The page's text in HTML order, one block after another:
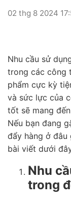
02 thg 8 2024
Nhu cầu sử
trong các công
phẩm cực kỳ
và sức lực của
tốt sẽ mang
Nếu bạn đang
đẩy hàng ở đâu
bài viết dưới
Nhu
trong